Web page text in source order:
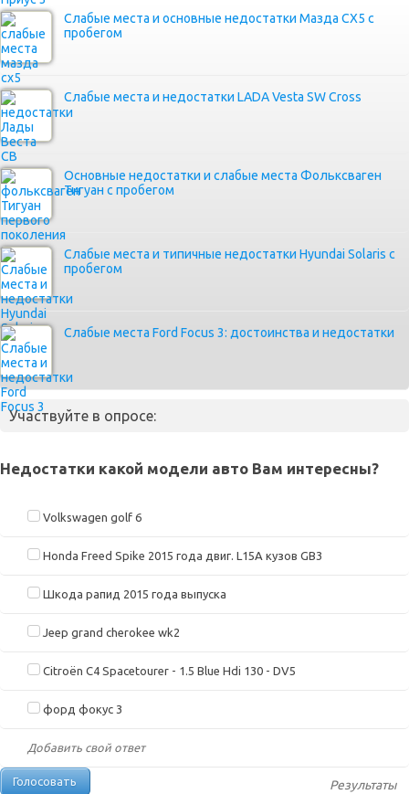
Слабые места и основные недостатки Мазда СХ5 с
пробегом
Слабые места и недостатки LADA Vesta SW Cross
Основные недостатки и слабые места Фольксваген
Тигуан с пробегом
Слабые места и типичные недостатки Hyundai Solaris с
пробегом
Слабые места Ford Focus 3: достоинства и недостатки
Участвуйте в опросе:
Недостатки какой модели авто Вам интересны?
Volkswagen golf 6
Honda Freed Spike 2015 года двиг. L15A кузов GB3
Шкода рапид 2015 года выпуска
Jeep grand cherokee wk2
Citroën C4 Spacetourer - 1.5 Blue Hdi 130 - DV5
форд фокус 3
Добавить свой ответ
Результаты